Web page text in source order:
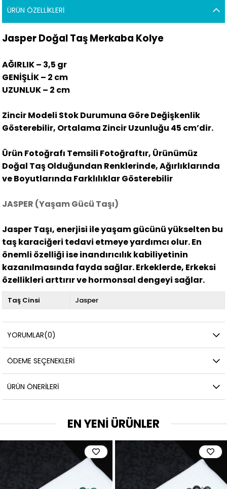
ÜRÜN ÖZELLIKLERI
Jasper Doğal Taş Merkaba Kolye
AĞIRLIK – 3,5 gr
GENİŞLİK – 2 cm
UZUNLUK – 2 cm
Zincir Modeli Stok Durumuna Göre Değişkenlik
Gösterebilir, Ortalama Zincir Uzunluğu 45 cm’dir.
Ürün Fotoğrafı Temsili Fotoğraftır, Ürünümüz
Doğal Taş Olduğundan Renklerinde, Ağırlıklarında
ve Boyutlarında Farklılıklar Gösterebilir
JASPER (Yaşam Gücü Taşı)
Jasper Taşı, enerjisi ile yaşam gücünü yükselten bu
taş karaciğeri tedavi etmeye yardımcı olur. En
önemli özelliği ise inandırıcılık kabiliyetinin
kazanılmasında fayda sağlar. Erkeklerde, Erkeksi
özellikleri arttırır ve hormonsal dengeyi sağlar.
Taş Cinsi Jasper
YORUMLAR(0)
ÖDEME SEÇENEKLERI
ÜRÜN ÖNERILERI
EN YENİ ÜRÜNLER